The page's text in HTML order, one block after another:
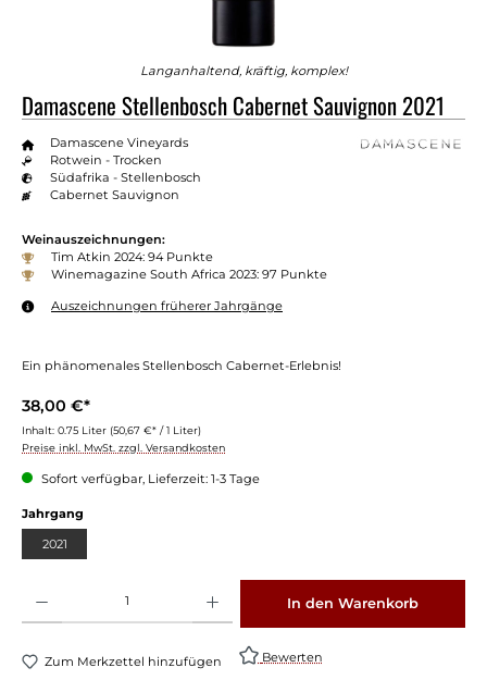
Langanhaltend, kräftig, komplex!
Damascene Stellenbosch Cabernet Sauvignon 2021
Damascene Vineyards
Rotwein - Trocken
Südafrika - Stellenbosch
Cabernet Sauvignon
Weinauszeichnungen:
Tim Atkin 2024: 94 Punkte
Winemagazine South Africa 2023: 97 Punkte
Auszeichnungen früherer Jahrgänge
Ein phänomenales Stellenbosch Cabernet-Erlebnis!
38,00 €*
Inhalt: 0.75 Liter (50,67 €* / 1 Liter)
Preise inkl. MwSt. zzgl. Versandkosten
Sofort verfügbar, Lieferzeit: 1-3 Tage
Jahrgang
2021
In den Warenkorb
Zum Merkzettel hinzufügen Bewerten